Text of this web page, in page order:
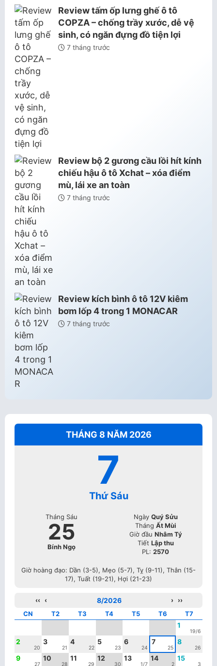
Review tấm ốp lưng ghế ô tô
COPZA – chống trầy xước, dễ vệ
sinh, có ngăn đựng đồ tiện lợi
7 tháng trước
Review bộ 2 gương cầu lồi hít kính
chiếu hậu ô tô Xchat – xóa điểm
mù, lái xe an toàn
7 tháng trước
Review kích bình ô tô 12V kiêm
bơm lốp 4 trong 1 MONACAR
7 tháng trước
THÁNG 8 NĂM 2026
7
Thứ Sáu
Tháng Sáu
25
Bính Ngọ
Ngày Quý Sửu
Tháng Ất Mùi
Giờ đầu Nhâm Tý
Tiết Lập thu
PL: 2570
Giờ hoàng đạo: Dần (3-5), Mẹo (5-7), Tỵ (9-11), Thân (15-
17), Tuất (19-21), Hợi (21-23)
‹‹ ‹ 8/2026 ›
››
CN
T2 T3 T4 T5 T6 T7
1
19/6
2
20
3
21
4
22
5
23
6
24
7
25
8
26
9
27
10
28
11
29
12
30
13
1/7
14
2
15
3